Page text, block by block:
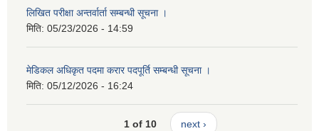
लिखित परीक्षा अन्तर्वार्ता सम्बन्धी सूचना ।
मिति: 05/23/2026 - 14:59
मेडिकल अधिकृत पदमा करार पदपूर्ति सम्बन्धी सूचना ।
मिति: 05/12/2026 - 16:24
1 of 10 next ›